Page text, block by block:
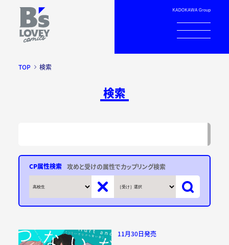
TOP 検索
検索
攻めと受けの属性でカップリング検索
CP属性検索
11月30日発売